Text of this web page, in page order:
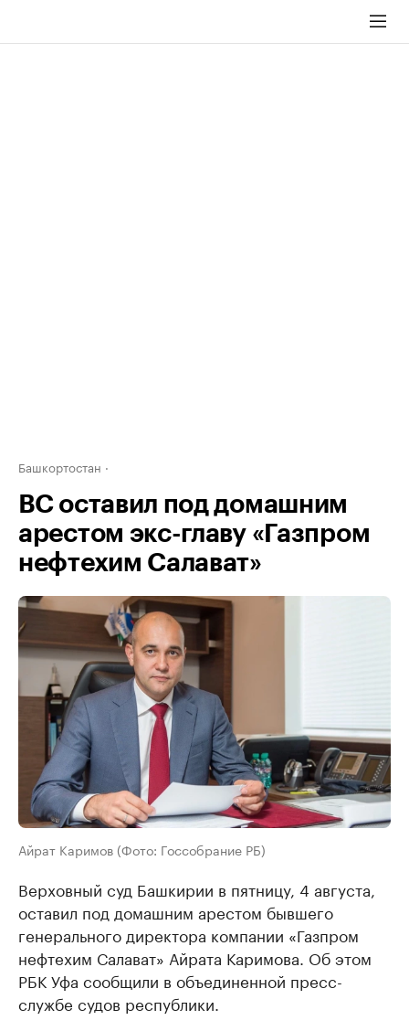
Башкортостан
ВС оставил под домашним
арестом экс-главу «Газпром
нефтехим Салават»
Айрат Каримов (Фото: Госсобрание РБ)
Верховный суд Башкирии в пятницу, 4 августа,
оставил под домашним арестом бывшего
генерального директора компании «Газпром
нефтехим Салават» Айрата Каримова. Об этом
РБК Уфа сообщили в объединенной пресс-
службе судов республики.